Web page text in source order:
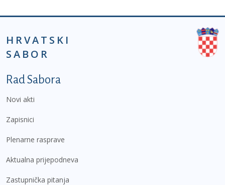
HRVATSKI
SABOR
Podnožje prvi izbornik
Rad Sabora
Novi akti
Zapisnici
Plenarne rasprave
Aktualna prijepodneva
Zastupnička pitanja